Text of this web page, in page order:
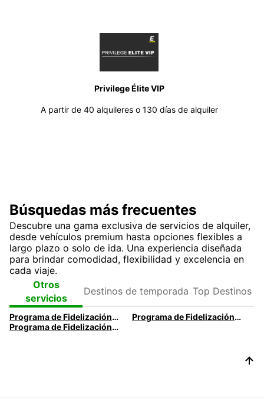
Privilege Élite VIP
A partir de 40 alquileres o 130 días de alquiler
Búsquedas más frecuentes
Descubre una gama exclusiva de servicios de alquiler,
desde vehículos premium hasta opciones flexibles a
largo plazo o solo de ida. Una experiencia diseñada
para brindar comodidad, flexibilidad y excelencia en
cada viaje.
Otros
servicios
temporada
Destinos
Programa de Fidelización Privilege - Executive
Programa de Fidelización Privilege - Elite VIP
Programa de Fidelización Privilege - Club